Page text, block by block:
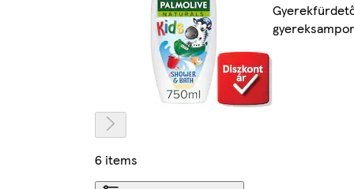
6 items